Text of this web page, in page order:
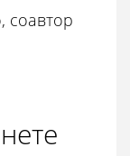
соавтор